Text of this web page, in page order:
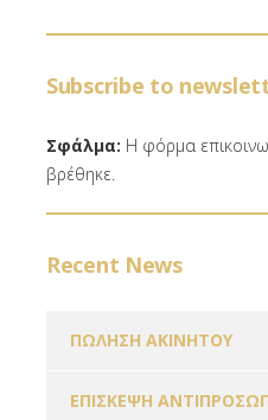
Subscribe to
Σφάλμα: Η φόρμα
βρέθηκε.
Recent News
ΠΩΛΗΣΗ ΑΚΙΝΗΤΟΥ